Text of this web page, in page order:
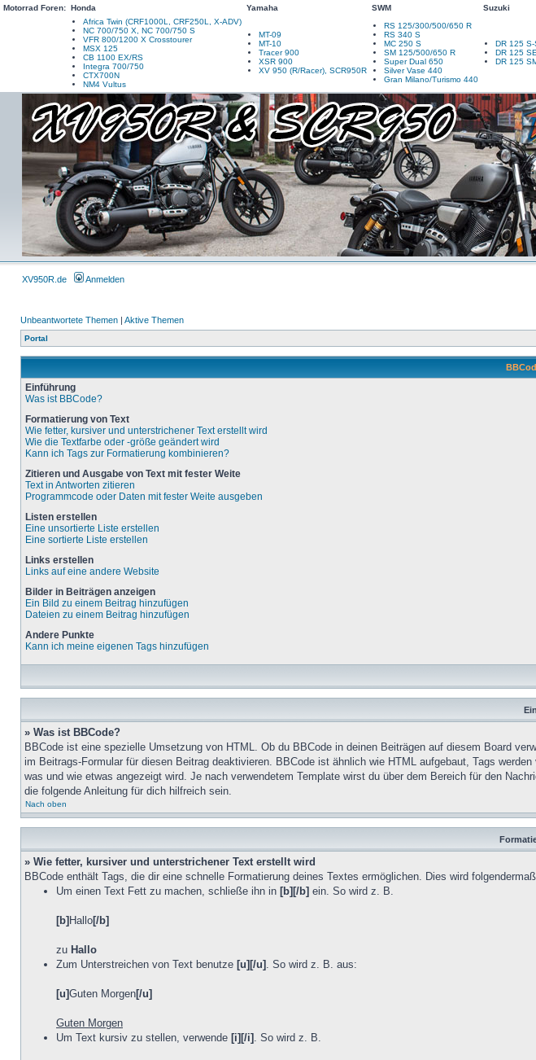
Motorrad Foren: Honda Yamaha SWM
Suzuki
Africa Twin (CRF1000L, CRF250L, X-ADV)
NC 700/750 X, NC 700/750 S
VFR 800/1200 X Crosstourer
MSX 125
CB 1100 EX/RS
Integra 700/750
CTX700N
NM4 Vultus
MT-09
MT-10
Tracer 900
XSR 900
XV 950 (R/Racer), SCR950R
RS 125/300/500/650 R
RS 340 S
MC 250 S
SM 125/500/650 R
Super Dual 650
Silver Vase 440
Gran Milano/Turismo 440
DR 125 S-
DR 125
DR 125
XV950R.de Anmelden
Unbeantwortete Themen | Aktive Themen
Portal
Einführung
Was ist BBCode?
Formatierung von Text
Wie fetter, kursiver und unterstrichener Text erstellt wird
Wie die Textfarbe oder -größe geändert wird
Kann ich Tags zur Formatierung kombinieren?
Zitieren und Ausgabe von Text mit fester Weite
Text in Antworten zitieren
Programmcode oder Daten mit fester Weite ausgeben
Listen erstellen
Eine unsortierte Liste erstellen
Eine sortierte Liste erstellen
Links erstellen
Links auf eine andere Website
Bilder in Beiträgen anzeigen
Ein Bild zu einem Beitrag hinzufügen
Dateien zu einem Beitrag hinzufügen
Andere Punkte
Kann ich meine eigenen Tags hinzufügen
» Was ist BBCode?
BBCode ist eine spezielle Umsetzung von HTML. Ob du BBCode in deinen Beiträgen auf diesem Board
im Beitrags-Formular für diesen Beitrag deaktivieren. BBCode ist ähnlich wie HTML aufgebaut, Tags
was und wie etwas angezeigt wird. Je nach verwendetem Template wirst du über dem Bereich für den
die folgende Anleitung für dich hilfreich sein.
Nach oben
» Wie fetter, kursiver und unterstrichener Text erstellt wird
BBCode enthält Tags, die dir eine schnelle Formatierung deines Textes ermöglichen. Dies wird
Um einen Text Fett zu machen, schließe ihn in [b][/b] ein. So wird z. B.
[b] Hallo[/b]
zu Hallo
Zum Unterstreichen von Text benutze [u][/u] . So wird z. B. aus:
[u]Guten Morgen[/u]
Guten Morgen
Um Text kursiv zu stellen, verwende [i][/i] . So wird z. B.